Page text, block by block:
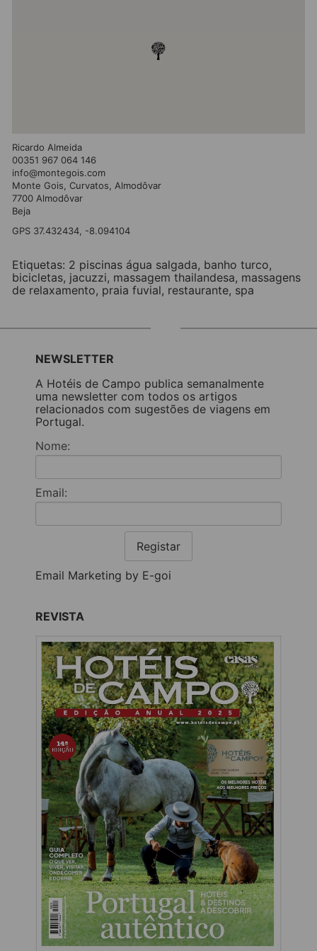
Ricardo Almeida
00351 967 064 146
info@montegois.com
Monte Gois, Curvatos, Almodôvar
7700 Almodôvar
Beja
GPS 37.432434, -8.094104
Etiquetas: 2 piscinas água salgada, banho turco,
bicicletas, jacuzzi, massagem thailandesa, massagens
de relaxamento, praia fuvial, restaurante, spa
NEWSLETTER
A Hotéis de Campo publica semanalmente
uma newsletter com todos os artigos
relacionados com sugestões de viagens em
Portugal.
Nome:
Email:
Registar
Email Marketing by E-goi
REVISTA